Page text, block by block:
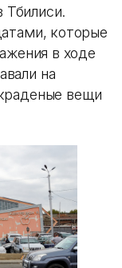
которые
в ходе
на
вещи